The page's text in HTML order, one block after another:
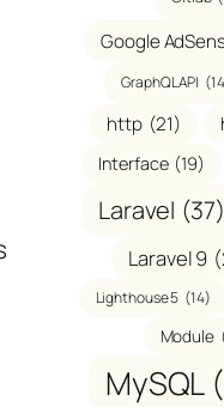
Google
GraphQL API
http (21)
Interface (19)
Laravel (37)
Laravel 9
Lighthouse 5 (14)
Module
MySQL